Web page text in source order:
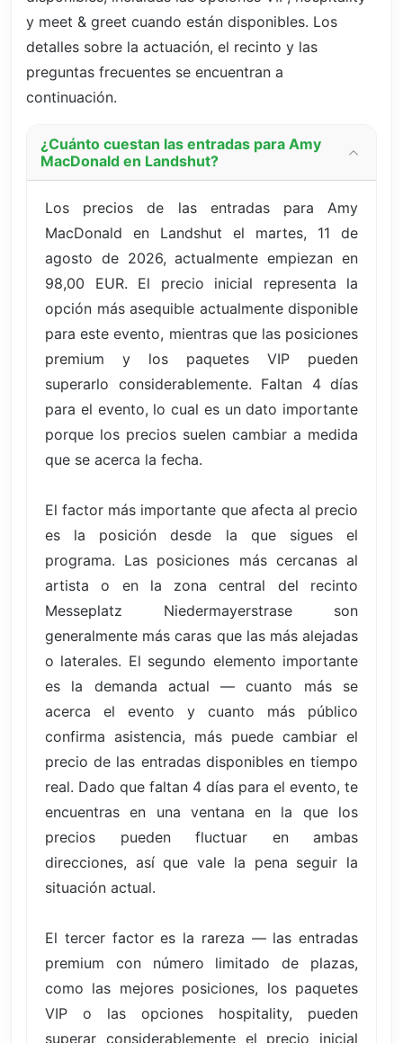
y meet & greet cuando están disponibles. Los
detalles sobre la actuación, el recinto y las
preguntas frecuentes se encuentran a
continuación.
¿Cuánto cuestan las entradas para Amy
MacDonald en Landshut?
Los precios de las entradas para Amy
MacDonald en Landshut el martes, 11 de
agosto de 2026, actualmente empiezan en
98,00 EUR. El precio inicial representa la
opción más asequible actualmente disponible
para este evento, mientras que las posiciones
premium y los paquetes VIP pueden
superarlo considerablemente. Faltan 4 días
para el evento, lo cual es un dato importante
porque los precios suelen cambiar a medida
que se acerca la fecha.
El factor más importante que afecta al precio
es la posición desde la que sigues el
programa. Las posiciones más cercanas al
artista o en la zona central del recinto
Messeplatz Niedermayerstrase son
generalmente más caras que las más alejadas
o laterales. El segundo elemento importante
es la demanda actual — cuanto más se
acerca el evento y cuanto más público
confirma asistencia, más puede cambiar el
precio de las entradas disponibles en tiempo
real. Dado que faltan 4 días para el evento, te
encuentras en una ventana en la que los
precios pueden fluctuar en ambas
direcciones, así que vale la pena seguir la
situación actual.
El tercer factor es la rareza — las entradas
premium con número limitado de plazas,
como las mejores posiciones, los paquetes
VIP o las opciones hospitality, pueden
superar considerablemente el precio inicial